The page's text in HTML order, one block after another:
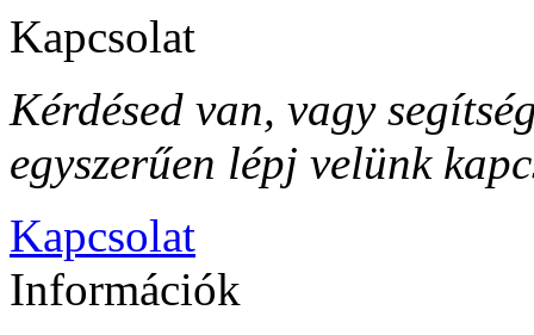
Kapcsolat
Kérdésed van, vagy
egyszerűen lépj velünk
Kapcsolat
Információk